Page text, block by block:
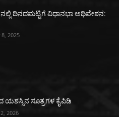
ದಿನದಮಟ್ಟಿಗೆ ವಿಧಾನಭಾ ಅಧಿವೇಶನ:
2025
ಯಶಸ್ಸಿನ ಸೂತ್ರಗಳ ಕೈಪಿಡಿ
2026